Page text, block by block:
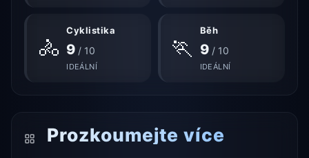
🚴
Cyklistika
9 / 10
IDEÁLNÍ
🏃
Běh
9/ 10
IDEÁLNÍ
Prozkoumejte více